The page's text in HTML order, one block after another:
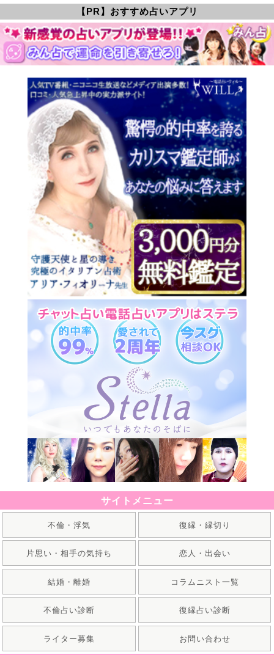
【PR】おすすめ占いアプリ
サイトメニュー
不倫・浮気 復縁・縁切り
片思い・相手の気持ち 恋人・出会い
結婚・離婚 コラムニスト一覧
不倫占い診断 復縁占い診断
ライター募集 お問い合わせ